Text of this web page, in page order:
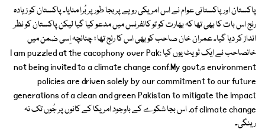
پاکستان اور پاکستانی عوام نے اس امریکی رویے پر بجا طور پر بُرا منایا۔ پاکستان کو زیادہ
رنج اس بات کا بھی تھا کہ بھارت کو تو کانفرنس میں مدعو کیا گیا لیکن پاکستان کو نظر
انداز کر دیا گیا۔ عمران خان صاحب کو بھی اس کا رنج تھا ؛ چنانچہ اِسی ضمن میں
خانصاحب نے ایک ٹویٹ یوں کیا :I am puzzled at the cacophony over Pak
not being invited to a climate change conf.My govt,s environment
policies are driven solely by our commitment to our future
generations of a clean and green Pakistan to mitigate the impact
of climate change. اس بجا شکوے کے باوجود امریکا کے کانوں پر جُوں تک نہ
رینگی۔